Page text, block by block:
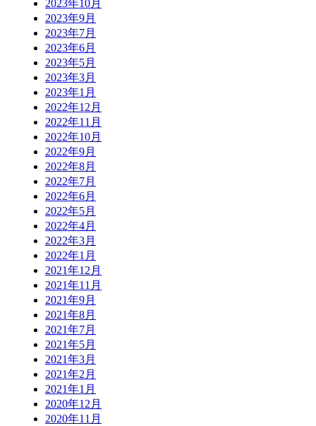
2023年10月
2023年9月
2023年7月
2023年6月
2023年5月
2023年3月
2023年1月
2022年12月
2022年11月
2022年10月
2022年9月
2022年8月
2022年7月
2022年6月
2022年5月
2022年4月
2022年3月
2022年1月
2021年12月
2021年11月
2021年9月
2021年8月
2021年7月
2021年5月
2021年3月
2021年2月
2021年1月
2020年12月
2020年11月